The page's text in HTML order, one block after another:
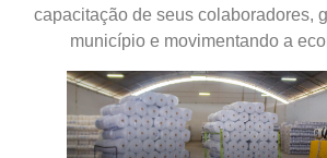
capacitação de seus colaboradores,
município e movimentando a